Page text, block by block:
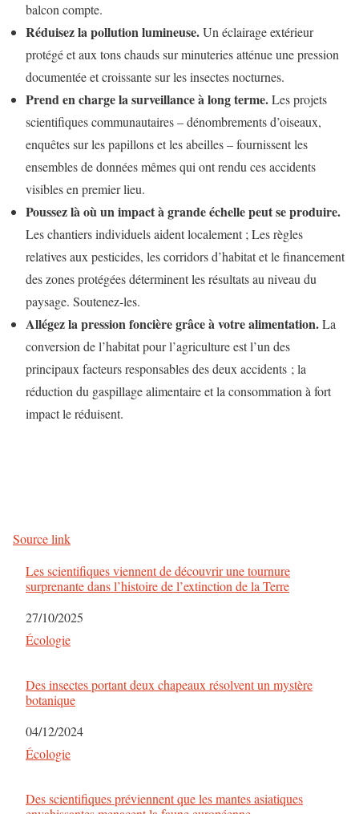
balcon compte.
Réduisez la pollution lumineuse.Un éclairage extérieur
protégé et aux tons chauds sur minuteries atténue une pression
documentée et croissante sur les insectes nocturnes.
Prend en charge la surveillance à long terme.Les projets
scientifiques communautaires – dénombrements d’oiseaux,
enquêtes sur les papillons et les abeilles – fournissent les
ensembles de données mêmes qui ont rendu ces accidents
visibles en premier lieu.
Poussez là où un impact à grande échelle peut se produire.
Les chantiers individuels aident localement ; Les règles
relatives aux pesticides, les corridors d’habitat et le financement
des zones protégées déterminent les résultats au niveau du
paysage. Soutenez-les.
Allégez la pression foncière grâce à votre alimentation.La
conversion de l’habitat pour l’agriculture est l’un des
principaux facteurs responsables des deux accidents ; la
réduction du gaspillage alimentaire et la consommation à fort
impact le réduisent.
i
Source link
Les scientifiques viennent de découvrir une tournure
surprenante dans l’histoire de l’extinction de la Terre
Date
27/10/2025
Par rapport à
Écologie
Des insectes portant deux chapeaux résolvent un mystère
botanique
Date
04/12/2024
Par rapport à
Écologie
Des scientifiques préviennent que les mantes asiatiques